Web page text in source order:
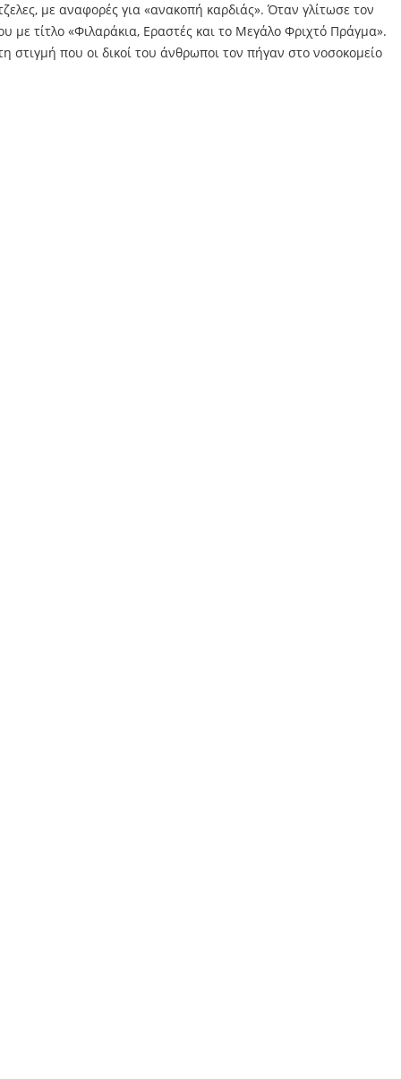
με αναφορές για «ανακοπή καρδιάς». Όταν γλίτωσε τον
με τίτλο «Φιλαράκια, Εραστές και το Μεγάλο Φριχτό Πράγμα».
στιγμή που οι δικοί του άνθρωποι τον πήγαν στο νοσοκομείο